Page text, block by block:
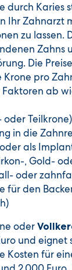
durch Karies
Ihr Zahnarzt
zu lassen.
Zahns
Die
Krone pro
ab
oder Teilkrone)
in die
als
, Gold-
oder
für den
oder
und eignet
Kosten für